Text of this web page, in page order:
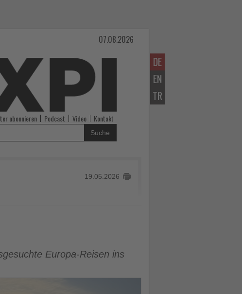
DE
EN
TR
07.08.2026
abonnieren Podcast Video Kontakt
Suche
19.05.2026
Europa-Reisen ins